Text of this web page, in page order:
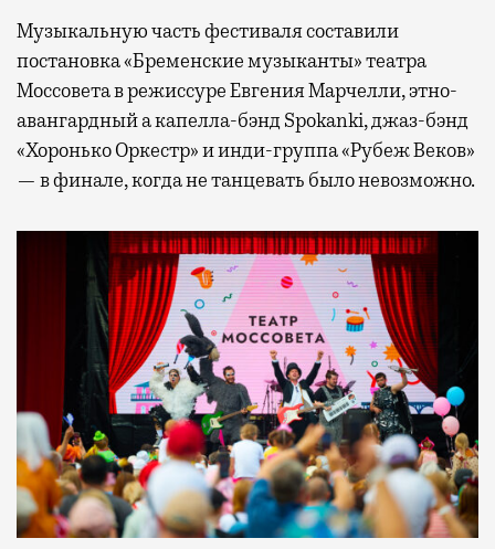
Музыкальную часть фестиваля составили
постановка «Бременские музыканты» театра
Моссовета в режиссуре Евгения Марчелли, этно-
авангардный а капелла-бэнд Spokanki, джаз-бэнд
«Хоронько Оркестр» и инди-группа «Рубеж Веков»
— в финале, когда не танцевать было невозможно.